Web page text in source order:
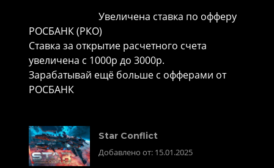
Увеличена ставка по офферу
РОСБАНК (РКО)
Ставка за открытие расчетного счета
увеличена с 1000р до 3000р.
Зарабатывай ещё больше с офферами от
РОСБАНК
Star Conflict
Добавлено от: 15.01.2025